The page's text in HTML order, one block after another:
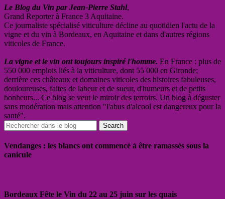
Le Blog du Vin par Jean-Pierre Stahl,
Grand Reporter à France 3 Aquitaine.
Ce journaliste spécialisé viticulture décline au quotidien l'actu de la
vigne et du vin à Bordeaux, en Aquitaine et dans d'autres régions
viticoles de France.
La vigne et le vin ont toujours inspiré l'homme. En France : plus de
550 000 emplois liés à la viticulture, dont 55 000 en Gironde;
derrière ces châteaux et domaines viticoles des histoires fabuleuses,
douloureuses, faites de labeur et de sueur, d'humeurs et de petits
bonheurs... Ce blog se veut le miroir des terroirs. Un blog à déguster
sans modération mais attention "l'abus d'alcool est dangereux pour la
santé".
Vendanges : les blancs ont commencé à être ramassés sous la
canicule
Bordeaux Fête le Vin du 22 au 25 juin sur les quais